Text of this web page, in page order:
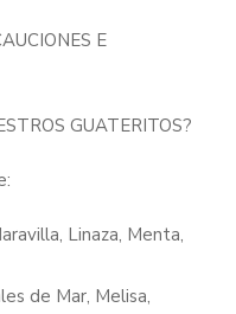
E
GUATERITOS?
Linaza, Menta,
de Mar, Melisa,